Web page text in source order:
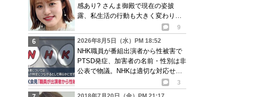
感あり? さんま御殿で現在の姿披
露、私生活の行動も大きく変わり…
9
2026年8月5日（水）PM 18:52
NHK職員が番組出演者から性被害で
PTSD発症、加害者の名前・性別は非
公表で物議。NHKは適切な対応せず
3